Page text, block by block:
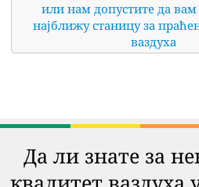
или нам допустите да
најближу станицу за
ваздуха
Да ли знате за